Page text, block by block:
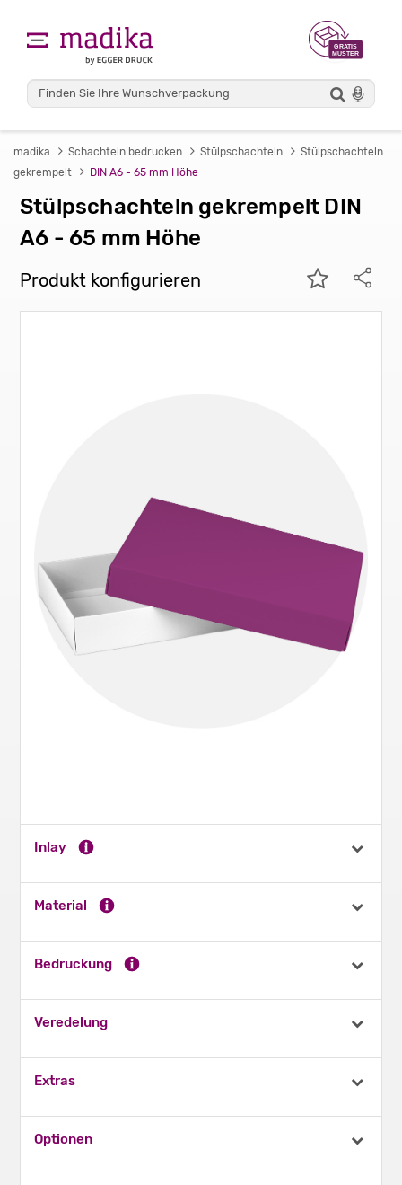
madika Schachteln bedrucken Stülpschachteln
Stülpschachteln
gekrempelt
DIN A6 - 65 mm Höhe
Stülpschachteln gekrempelt DIN
A6 - 65 mm Höhe
Produkt konfigurieren
Inlay
Material
Bedruckung
Veredelung
Extras
Optionen